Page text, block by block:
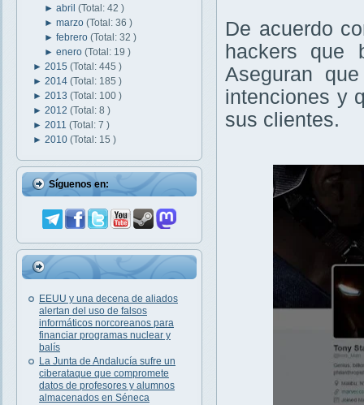
►abril(Total: 42 )
►marzo(Total: 36 )
►febrero(Total: 32 )
►enero(Total: 19 )
► 2015 (Total: 445 )
► 2014 (Total: 185 )
► 2013 (Total: 100 )
► 2012 (Total: 8 )
► 2011 (Total: 7 )
► 2010 (Total: 15 )
Síguenos en:
EEUU y una decena de aliados
alertan del uso de falsos
informáticos norcoreanos para
financiar programas nuclear y
balís
La Junta de Andalucía sufre un
ciberataque que compromete
datos de profesores y alumnos
almacenados en Séneca
De acuerdo
hackers que
Aseguran
intenciones y
sus clientes.